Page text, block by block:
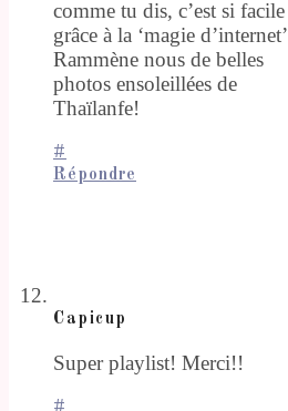
comme tu dis, c’est si facile
grâce à la ‘magie d’internet’
Rammène nous de belles
photos ensoleillées de
Thaïlanfe!
#
Répondre
Capicup
Super playlist! Merci!!
#